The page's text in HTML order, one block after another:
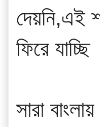
দেয়নি,এই
ফিরে যাচ্ছি
সারা